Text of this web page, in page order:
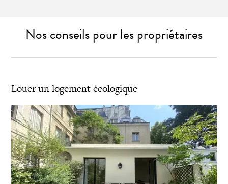
Nos conseils pour les propriétaires
Louer un logement écologique